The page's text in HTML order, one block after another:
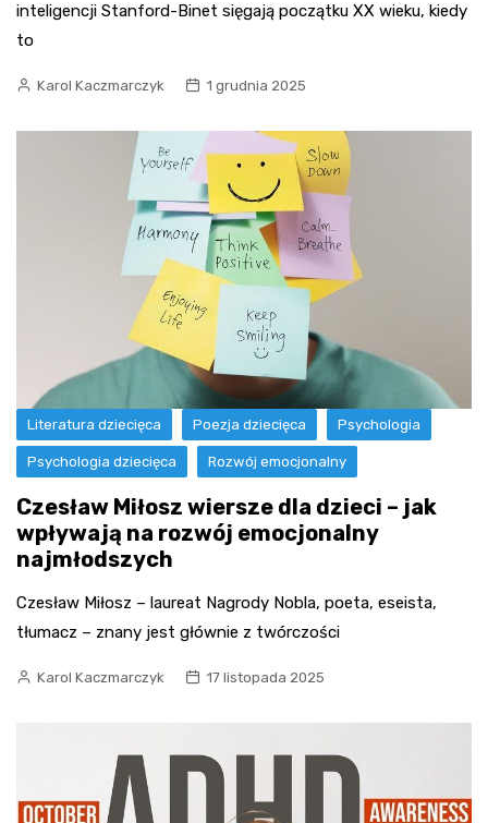
inteligencji Stanford-Binet sięgają początku XX wieku, kiedy
to
Karol Kaczmarczyk 1 grudnia 2025
Literatura dziecięca Poezja dziecięca Psychologia
Psychologia dziecięca Rozwój emocjonalny
Czesław Miłosz wiersze dla dzieci – jak
wpływają na rozwój emocjonalny
najmłodszych
Czesław Miłosz – laureat Nagrody Nobla, poeta, eseista,
tłumacz – znany jest głównie z twórczości
Karol Kaczmarczyk 17 listopada 2025